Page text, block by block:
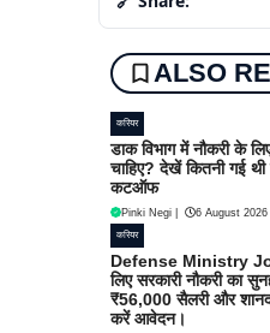
ALSO
करियर
डाक विभाग में नौकरी के
चाहिए? देखें कितनी गई थी
कटऑफ
Pinki Negi 6 August 2026
करियर
Defense Ministry
लिए सरकारी नौकरी का
₹56,000 सैलरी और
करें आवेदन।